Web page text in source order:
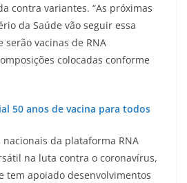
contra variantes. “As próximas
da Saúde vão seguir essa
serão vacinas de RNA
colocadas conforme
50 anos de vacina para todos
da plataforma RNA
na luta contra o coronavírus,
tem apoiado desenvolvimentos